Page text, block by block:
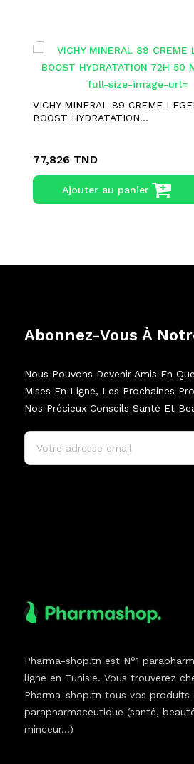
VICHY MINERAL 89 CREME
BOOST HYDRATATION...
77,826 TND
Ajouter au panier
Abonnez-Vous À
Nous Pouvons Devenir Amis En
Mises En Ligne, Les Prochaines
Nos Précieux Conseils Santé Et
Pharma-shop.tn est N°1
ligne en Tunisie. Vous trouverez
Pharma-shop.tn tous vos produits
parapharmaceutique (santé,
minceur...)